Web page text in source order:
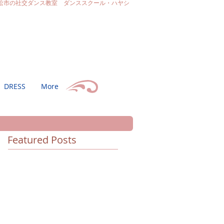
の社交ダンス教室 ダンススクール・ハヤシ
DRESS More
Featured Posts